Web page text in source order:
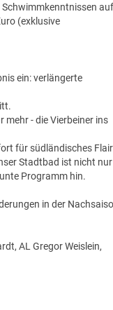
(exklusive
ein: verlängerte
mehr - die Vierbeiner ins
für südländisches Flair
Stadtbad ist nicht nur
Programm hin.
in der
AL Gregor Weislein,